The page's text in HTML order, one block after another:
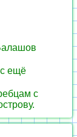
ещё
с